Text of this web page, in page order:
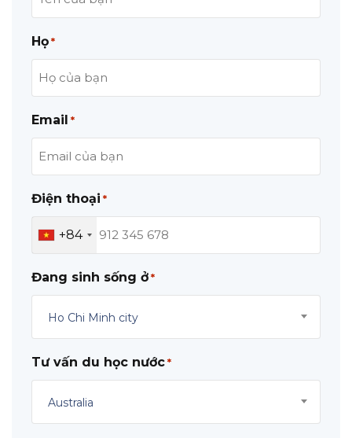
Họ *
Email *
Điện thoại *
+84
Đang sinh sống ở *
Ho Chi Minh city
Tư vấn du học nước *
Australia